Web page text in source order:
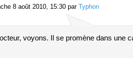
8 août 2010, 15:30 par Typhon
voyons. Il se promène dans une